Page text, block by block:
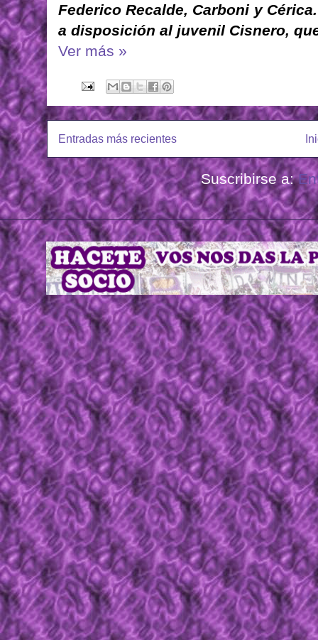
Federico Recalde, Carboni y
a disposición al juvenil Cisnero,
Ver más »
Entradas más recientes
Suscribirse a: